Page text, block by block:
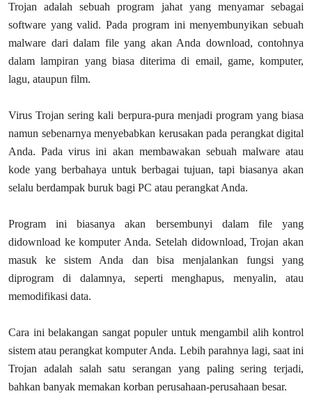
Trojan adalah sebuah program jahat yang menyamar sebagai
software yang valid. Pada program ini menyembunyikan sebuah
malware dari dalam file yang akan Anda download, contohnya
dalam lampiran yang biasa diterima di email, game, komputer,
lagu, ataupun film.
Virus Trojan sering kali berpura-pura menjadi program yang biasa
namun sebenarnya menyebabkan kerusakan pada perangkat digital
Anda. Pada virus ini akan membawakan sebuah malware atau
kode yang berbahaya untuk berbagai tujuan, tapi biasanya akan
selalu berdampak buruk bagi PC atau perangkat Anda.
Program ini biasanya akan bersembunyi dalam file yang
didownload ke komputer Anda. Setelah didownload, Trojan akan
masuk ke sistem Anda dan bisa menjalankan fungsi yang
diprogram di dalamnya, seperti menghapus, menyalin, atau
memodifikasi data.
Cara ini belakangan sangat populer untuk mengambil alih kontrol
sistem atau perangkat komputer Anda. Lebih parahnya lagi, saat ini
Trojan adalah salah satu serangan yang paling sering terjadi,
bahkan banyak memakan korban perusahaan-perusahaan besar.